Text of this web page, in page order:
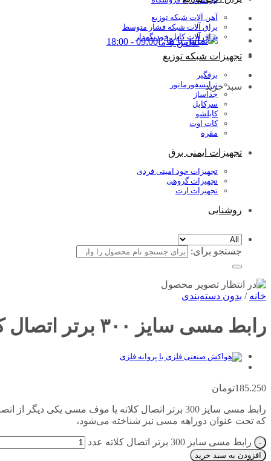
تماس با ما09:00 - 18:00
سبد خرید
آهن آلات شبکه توزیع
یراق آلات شبکه فشار متوسط
یراق آلات کابل خودنگهدار
تجهیزات شبکه توزیع
برقگیر
ترانسفورماتور
جداساز
سرکابل
کابلشو
کات اوت
مقره
تجهیزات ایمنی برق
تجهیزات خود امینی فردی
تجهیزات گروهی
تجهیزات ارت
روشنایی
جستجو برای:
خانه / بدون دسته‌بندی
رابط مسی سایز ۳۰۰ برتر اتصال کلاته
185.250تومان
رابط مسی سایز 300 برتر اتصال کلاته یا موف مسی
که تحت عنوان دوراهه مسی نیز شناخته می‌شود،
رابط مسی سایز 300 برتر اتصال کلاته عدد
افزودن به سبد خرید